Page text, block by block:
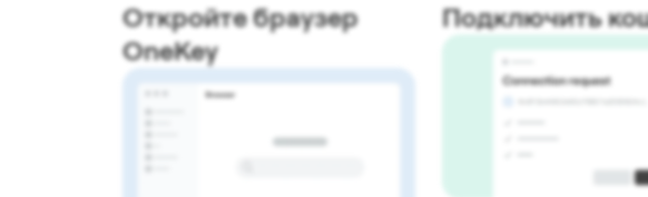
Откройте браузер
OneKey
Подключить